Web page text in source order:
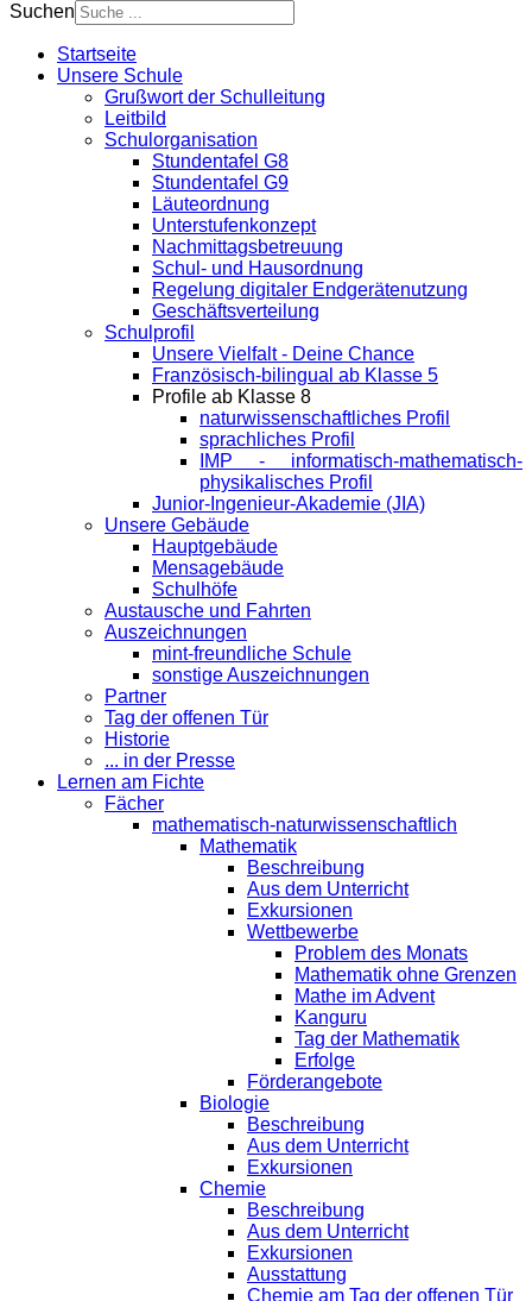
Suchen
Startseite
Unsere Schule
Grußwort der Schulleitung
Leitbild
Schulorganisation
Stundentafel G8
Stundentafel G9
Läuteordnung
Unterstufenkonzept
Nachmittagsbetreuung
Schul- und Hausordnung
Regelung digitaler Endgeräte­nutzung
Geschäftsverteilung
Schulprofil
Unsere Vielfalt - Deine Chance
Französisch-bilingual ab Klasse 5
Profile ab Klasse 8
naturwissenschaftliches Profil
sprachliches Profil
IMP - informatisch-mathematisch-
physikalisches Profil
Junior-Ingenieur-Akademie (JIA)
Unsere Gebäude
Hauptgebäude
Mensagebäude
Schulhöfe
Austausche und Fahrten
Auszeichnungen
mint-freundliche Schule
sonstige Auszeichnungen
Partner
Tag der offenen Tür
Historie
... in der Presse
Lernen am Fichte
Fächer
mathematisch-naturwissenschaftlich
Mathematik
Beschreibung
Aus dem Unterricht
Exkursionen
Wettbewerbe
Problem des Monats
Mathematik ohne Grenzen
Mathe im Advent
Kanguru
Tag der Mathematik
Erfolge
Förderangebote
Biologie
Beschreibung
Aus dem Unterricht
Exkursionen
Chemie
Beschreibung
Aus dem Unterricht
Exkursionen
Ausstattung
Chemie am Tag der offenen Tür